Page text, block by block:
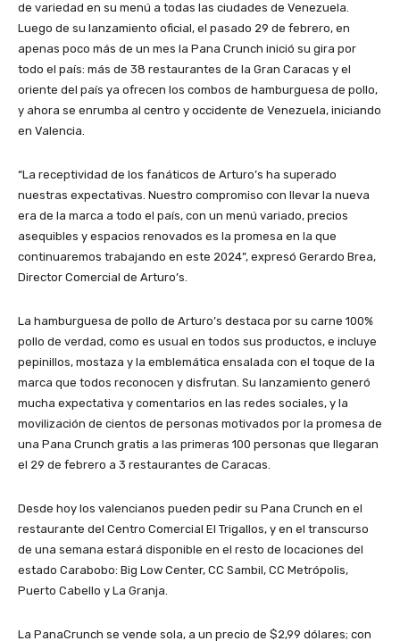
de variedad en su menú a todas las ciudades de Venezuela.
Luego de su lanzamiento oficial, el pasado 29 de febrero, en
apenas poco más de un mes la Pana Crunch inició su gira por
todo el país: más de 38 restaurantes de la Gran Caracas y el
oriente del país ya ofrecen los combos de hamburguesa de pollo,
y ahora se enrumba al centro y occidente de Venezuela, iniciando
en Valencia.
“La receptividad de los fanáticos de Arturo’s ha superado
nuestras expectativas. Nuestro compromiso con llevar la nueva
era de la marca a todo el país, con un menú variado, precios
asequibles y espacios renovados es la promesa en la que
continuaremos trabajando en este 2024”, expresó Gerardo Brea,
Director Comercial de Arturo’s.
La hamburguesa de pollo de Arturo’s destaca por su carne 100%
pollo de verdad, como es usual en todos sus productos, e incluye
pepinillos, mostaza y la emblemática ensalada con el toque de la
marca que todos reconocen y disfrutan. Su lanzamiento generó
mucha expectativa y comentarios en las redes sociales, y la
movilización de cientos de personas motivados por la promesa de
una Pana Crunch gratis a las primeras 100 personas que llegaran
el 29 de febrero a 3 restaurantes de Caracas.
Desde hoy los valencianos pueden pedir su Pana Crunch en el
restaurante del Centro Comercial El Trigallos, y en el transcurso
de una semana estará disponible en el resto de locaciones del
estado Carabobo: Big Low Center, CC Sambil, CC Metrópolis,
Puerto Cabello y La Granja.
La PanaCrunch se vende sola, a un precio de $2,99 dólares; con